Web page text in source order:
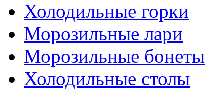
Холодильные горки
Морозильные лари
Морозильные бонеты
Холодильные столы